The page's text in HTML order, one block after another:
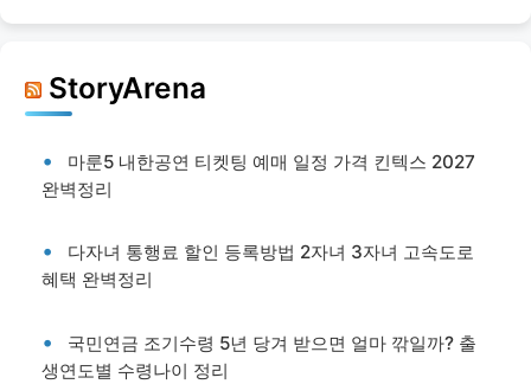
StoryArena
마룬5 내한공연 티켓팅 예매 일정 가격 킨텍스 2027
완벽정리
다자녀 통행료 할인 등록방법 2자녀 3자녀 고속도로
혜택 완벽정리
국민연금 조기수령 5년 당겨 받으면 얼마 깎일까? 출
생연도별 수령나이 정리